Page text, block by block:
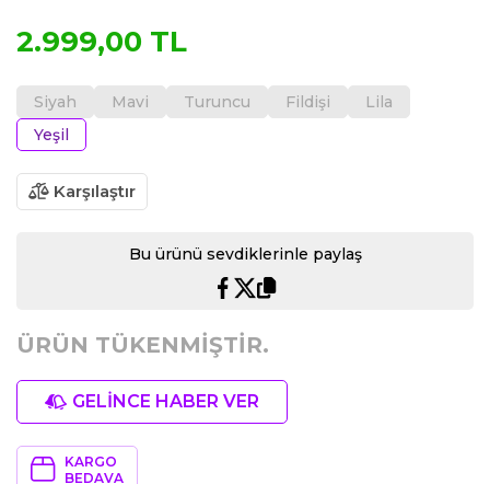
2.999,00 TL
Siyah Mavi Turuncu Fildişi
Lila
Yeşil
Karşılaştır
Bu ürünü sevdiklerinle paylaş
ÜRÜN TÜKENMİŞTİR.
GELİNCE HABER VER
KARGO
BEDAVA